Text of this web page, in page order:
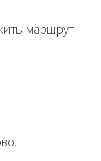
маршрут